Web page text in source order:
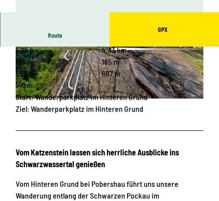
© 360grad-team, Stadtverwaltung Marienberg
© Stadtverwaltung Marienberg © Stadtverwaltung Marienberg
Route
GPX
1:25 h
4,33 km
185 m
185 m
538 m
687 m
149 m
Start: Wanderparkplatz im Hinteren Grund
Ziel: Wanderparkplatz im Hinteren Grund
Vom Katzenstein lassen sich herrliche Ausblicke ins
Schwarzwassertal genießen
Vom Hinteren Grund bei Pobershau führt uns unsere
Wanderung entlang der Schwarzen Pockau im